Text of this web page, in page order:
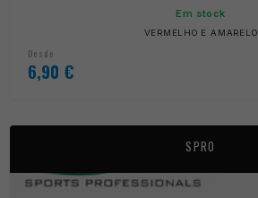
Em stock
VERMELHO E AMARELO
Desde
6,90 €
SPRO